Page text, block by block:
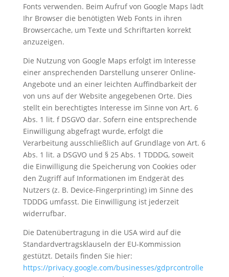
Fonts verwenden. Beim Aufruf von Google Maps lädt
Ihr Browser die benötigten Web Fonts in ihren
Browsercache, um Texte und Schriftarten korrekt
anzuzeigen.
Die Nutzung von Google Maps erfolgt im Interesse
einer ansprechenden Darstellung unserer Online-
Angebote und an einer leichten Auffindbarkeit der
von uns auf der Website angegebenen Orte. Dies
stellt ein berechtigtes Interesse im Sinne von Art. 6
Abs. 1 lit. f DSGVO dar. Sofern eine entsprechende
Einwilligung abgefragt wurde, erfolgt die
Verarbeitung ausschließlich auf Grundlage von Art. 6
Abs. 1 lit. a DSGVO und § 25 Abs. 1 TDDDG, soweit
die Einwilligung die Speicherung von Cookies oder
den Zugriff auf Informationen im Endgerät des
Nutzers (z. B. Device-Fingerprinting) im Sinne des
TDDDG umfasst. Die Einwilligung ist jederzeit
widerrufbar.
Die Datenübertragung in die USA wird auf die
Standardvertragsklauseln der EU-Kommission
gestützt. Details finden Sie hier:
https://privacy.google.com/businesses/gdprcontrolle